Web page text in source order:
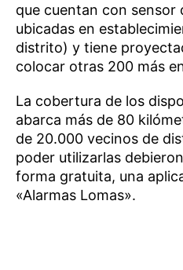
que cuentan con sensor
ubicadas en
distrito) y tiene
colocar otras 200 más
La cobertura de los
abarca más de 80
de 20.000 vecinos de
poder utilizarlas
forma gratuita, una
«Alarmas Lomas».